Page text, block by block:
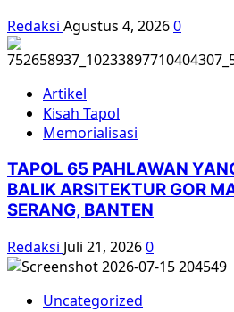
Redaksi Agustus 4, 20260
Artikel
Kisah Tapol
Memorialisasi
TAPOL 65 PAHLAWAN
BALIK ARSITEKTUR GOR
SERANG, BANTEN
Redaksi Juli 21, 20260
Uncategorized